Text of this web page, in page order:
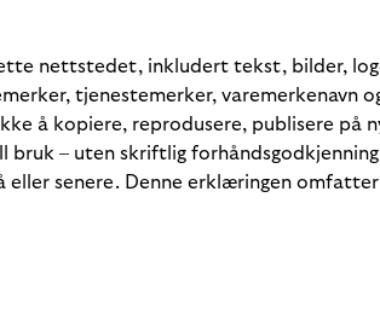
nettstedet, inkludert tekst, bilder,
tjenestemerker, varemerkenavn
å kopiere, reprodusere, publisere på
– uten skriftlig
eller senere. Denne erklæringen